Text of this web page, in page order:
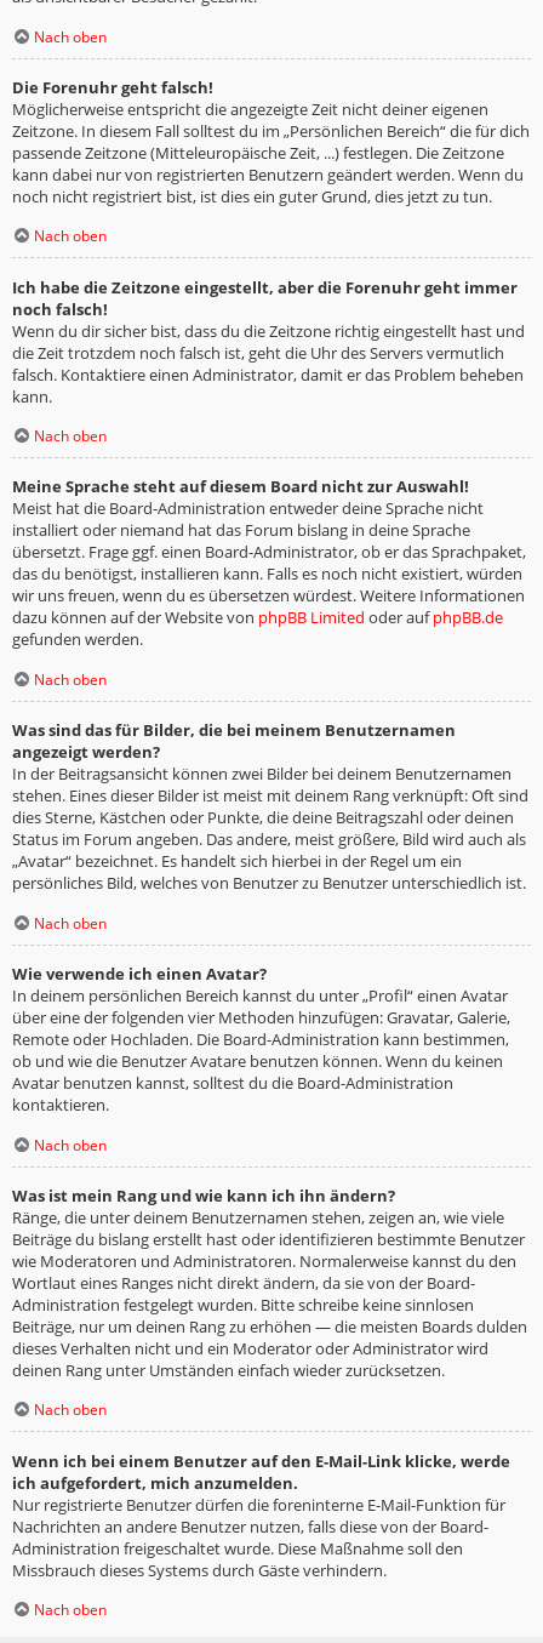
Nach oben
Die Forenuhr geht falsch!
Möglicherweise entspricht die angezeigte Zeit nicht deiner eigenen
Zeitzone. In diesem Fall solltest du im „Persönlichen Bereich“ die für dich
passende Zeitzone (Mitteleuropäische Zeit, ...) festlegen. Die Zeitzone
kann dabei nur von registrierten Benutzern geändert werden. Wenn du
noch nicht registriert bist, ist dies ein guter Grund, dies jetzt zu tun.
Nach oben
Ich habe die Zeitzone eingestellt, aber die Forenuhr geht immer
noch falsch!
Wenn du dir sicher bist, dass du die Zeitzone richtig eingestellt hast und
die Zeit trotzdem noch falsch ist, geht die Uhr des Servers vermutlich
falsch. Kontaktiere einen Administrator, damit er das Problem beheben
kann.
Nach oben
Meine Sprache steht auf diesem Board nicht zur Auswahl!
Meist hat die Board-Administration entweder deine Sprache nicht
installiert oder niemand hat das Forum bislang in deine Sprache
übersetzt. Frage ggf. einen Board-Administrator, ob er das Sprachpaket,
das du benötigst, installieren kann. Falls es noch nicht existiert, würden
wir uns freuen, wenn du es übersetzen würdest. Weitere Informationen
dazu können auf der Website von phpBB Limited oder aufphpBB.de
gefunden werden.
Nach oben
Was sind das für Bilder, die bei meinem Benutzernamen
angezeigt werden?
In der Beitragsansicht können zwei Bilder bei deinem Benutzernamen
stehen. Eines dieser Bilder ist meist mit deinem Rang verknüpft: Oft sind
dies Sterne, Kästchen oder Punkte, die deine Beitragszahl oder deinen
Status im Forum angeben. Das andere, meist größere, Bild wird auch als
„Avatar“ bezeichnet. Es handelt sich hierbei in der Regel um ein
persönliches Bild, welches von Benutzer zu Benutzer unterschiedlich ist.
Nach oben
Wie verwende ich einen Avatar?
In deinem persönlichen Bereich kannst du unter „Profil“ einen Avatar
über eine der folgenden vier Methoden hinzufügen: Gravatar, Galerie,
Remote oder Hochladen. Die Board-Administration kann bestimmen,
ob und wie die Benutzer Avatare benutzen können. Wenn du keinen
Avatar benutzen kannst, solltest du die Board-Administration
kontaktieren.
Nach oben
Was ist mein Rang und wie kann ich ihn ändern?
Ränge, die unter deinem Benutzernamen stehen, zeigen an, wie viele
Beiträge du bislang erstellt hast oder identifizieren bestimmte Benutzer
wie Moderatoren und Administratoren. Normalerweise kannst du den
Wortlaut eines Ranges nicht direkt ändern, da sie von der Board-
Administration festgelegt wurden. Bitte schreibe keine sinnlosen
Beiträge, nur um deinen Rang zu erhöhen — die meisten Boards dulden
dieses Verhalten nicht und ein Moderator oder Administrator wird
deinen Rang unter Umständen einfach wieder zurücksetzen.
Nach oben
Wenn ich bei einem Benutzer auf den E-Mail-Link klicke, werde
ich aufgefordert, mich anzumelden.
Nur registrierte Benutzer dürfen die foreninterne E-Mail-Funktion für
Nachrichten an andere Benutzer nutzen, falls diese von der Board-
Administration freigeschaltet wurde. Diese Maßnahme soll den
Missbrauch dieses Systems durch Gäste verhindern.
Nach oben